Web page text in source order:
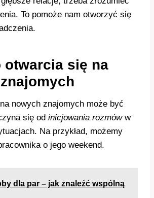
To pomoże nam otworzyć się
otwarcia się na
nowych znajomych może być
się od inicjowania rozmóww
Na przykład, możemy
o jego weekend.
dla par – jak znaleźć wspólną